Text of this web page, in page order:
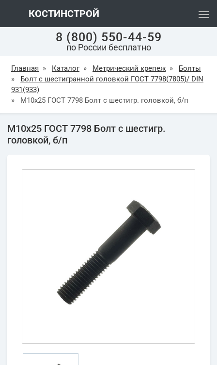
КОСТИНСТРОЙ
8 (800) 550-44-59
по России бесплатно
Главная » Каталог » Метрический крепеж »
Болты
»
Болт с шестигранной головкой ГОСТ 7798(7805)/ DIN
931(933)
»
М10х25 ГОСТ 7798 Болт с шестигр. головкой, б/п
М10х25 ГОСТ 7798 Болт с шестигр.
головкой, б/п